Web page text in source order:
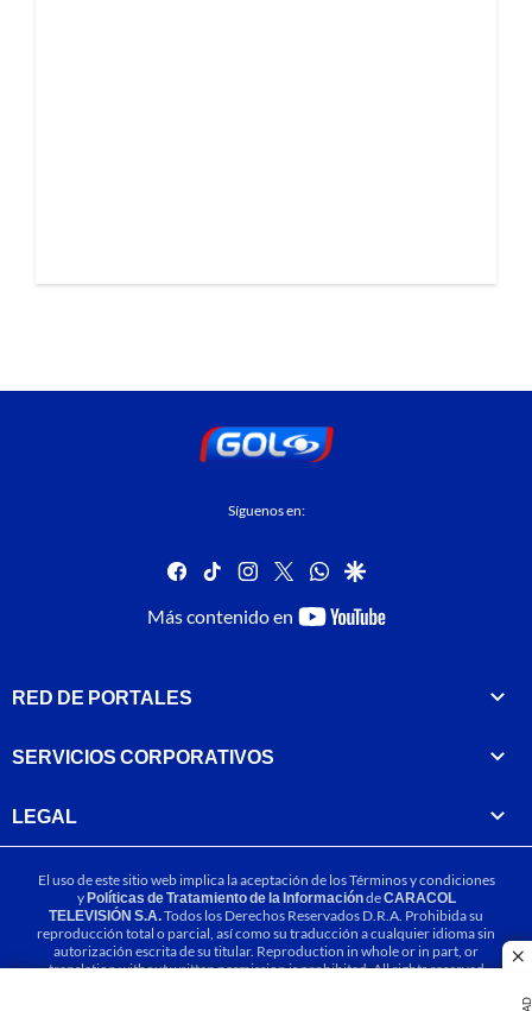
Síguenos en:
facebook
tiktok instagram
twitterwhatsapp
google
Más contenido en
youtube-
RED DE PORTALES
SERVICIOS CORPORATIVOS
LEGAL
El uso de este sitio web implica la aceptación de losTérminos y condiciones
yPolíticas de Tratamiento de la InformacióndeCARACOL
TELEVISIÓN S.A.Todos los Derechos Reservados D.R.A. Prohibida su
reproducción total o parcial, así como su traducción a cualquier idioma sin
autorización escrita de su titular. Reproduction in whole or in part, or
translation without written permission is prohibited. All rights reserved